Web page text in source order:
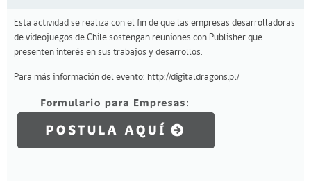
Esta actividad se realiza con el fin de que las empresas desarrolladoras
de videojuegos de Chile sostengan reuniones con Publisher que
presenten interés en sus trabajos y desarrollos.
Para más información del evento: http://digitaldragons.pl/